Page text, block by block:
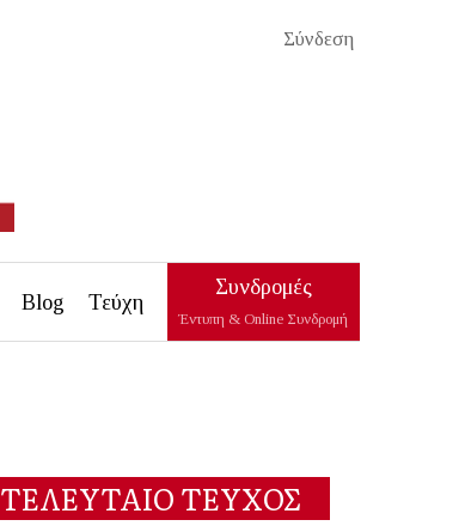
Σύνδεση
Blog Τεύχη
Συνδρομές
Έντυπη & Online Συνδρομή
ΤΕΛΕΥΤΑΙΟ ΤΕΥΧΟΣ